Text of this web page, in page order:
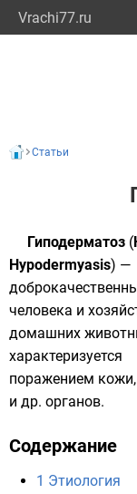
Vrachi77.ru
Статьи
Гиподерматоз (
Hypodermyasis) —
человека и
домашних
характеризуется
поражением кожи,
и др. органов.
Содержание
1 Этиология